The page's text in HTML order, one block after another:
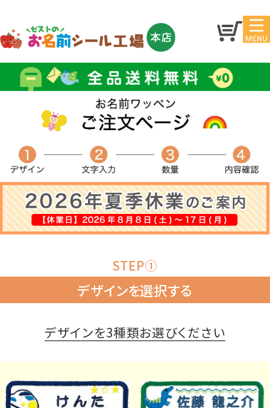
マイペ
お名
前シ
ール
お買
スタ
ンプ
その
他
お支払いにつ
いて
について
STEP①
デザインを選択する
デザインを3種類お選びください